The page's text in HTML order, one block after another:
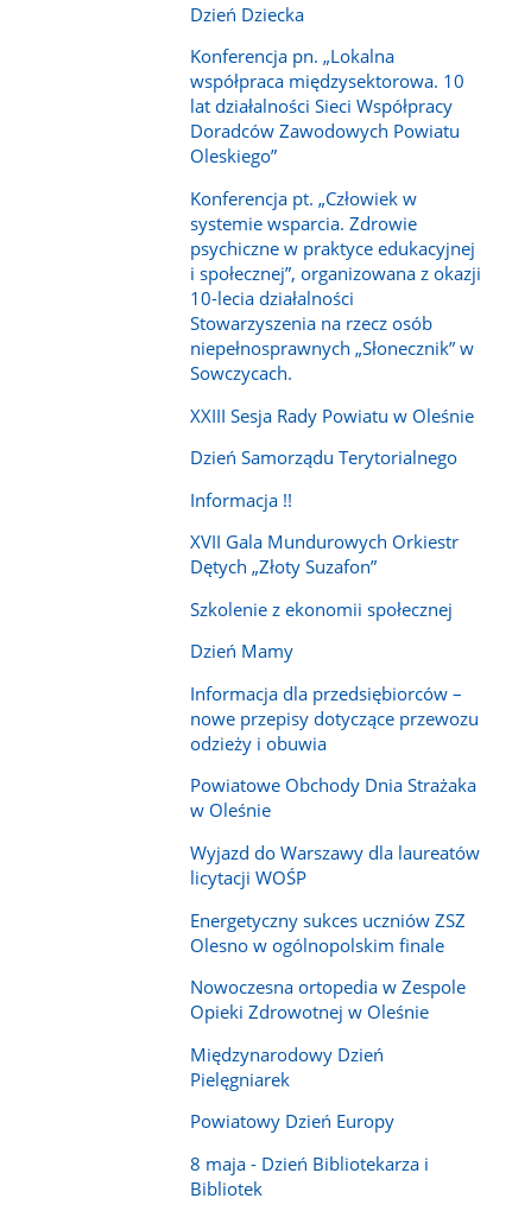
Dzień Dziecka
Konferencja pn. „Lokalna
współpraca międzysektorowa. 10
lat działalności Sieci Współpracy
Doradców Zawodowych Powiatu
Oleskiego”
Konferencja pt. „Człowiek w
systemie wsparcia. Zdrowie
psychiczne w praktyce edukacyjnej
i społecznej”, organizowana z okazji
10-lecia działalności
Stowarzyszenia na rzecz osób
niepełnosprawnych „Słonecznik” w
Sowczycach.
XXIII Sesja Rady Powiatu w Oleśnie
Dzień Samorządu Terytorialnego
Informacja !!
XVII Gala Mundurowych Orkiestr
Dętych „Złoty Suzafon”
Szkolenie z ekonomii społecznej
Dzień Mamy
Informacja dla przedsiębiorców –
nowe przepisy dotyczące przewozu
odzieży i obuwia
Powiatowe Obchody Dnia Strażaka
w Oleśnie
Wyjazd do Warszawy dla laureatów
licytacji WOŚP
Energetyczny sukces uczniów ZSZ
Olesno w ogólnopolskim finale
Nowoczesna ortopedia w Zespole
Opieki Zdrowotnej w Oleśnie
Międzynarodowy Dzień
Pielęgniarek
Powiatowy Dzień Europy
8 maja - Dzień Bibliotekarza i
Bibliotek